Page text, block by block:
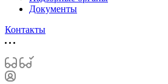
Документы
Контакты